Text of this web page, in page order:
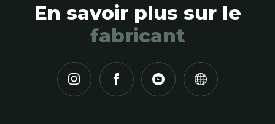
En savoir plus sur le
fabricant